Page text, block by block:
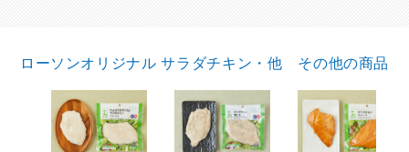
ローソンオリジナル サラダチキン・他 その他の商品